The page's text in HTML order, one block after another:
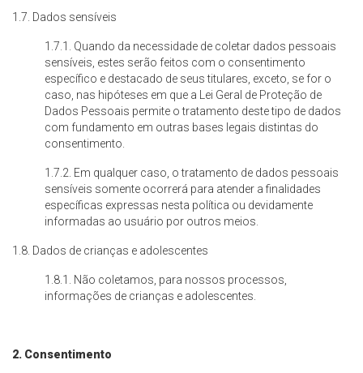
1.7. Dados sensíveis
1.7.1. Quando da necessidade de coletar dados pessoais
sensíveis, estes serão feitos com o consentimento
específico e destacado de seus titulares, exceto, se for o
caso, nas hipóteses em que a Lei Geral de Proteção de
Dados Pessoais permite o tratamento deste tipo de dados
com fundamento em outras bases legais distintas do
consentimento.
1.7.2. Em qualquer caso, o tratamento de dados pessoais
sensíveis somente ocorrerá para atender a finalidades
específicas expressas nesta política ou devidamente
informadas ao usuário por outros meios.
1.8. Dados de crianças e adolescentes
1.8.1. Não coletamos, para nossos processos,
informações de crianças e adolescentes.
2. Consentimento